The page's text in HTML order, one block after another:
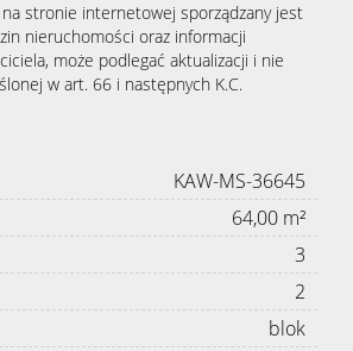
stronie internetowej sporządzany jest
nieruchomości oraz informacji
może podlegać aktualizacji i nie
w art. 66 i następnych K.C.
KAW-MS-36645
64,00 m²
3
2
blok